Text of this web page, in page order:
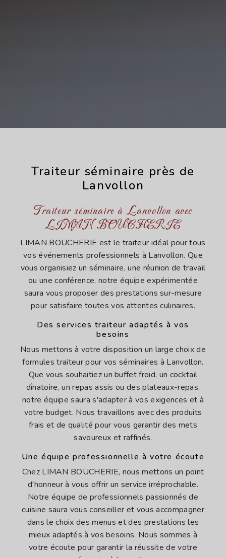
Traiteur séminaire près de
Lanvollon
Traiteur séminaire à Lanvollon avec
LIMAN BOUCHERIE
LIMAN BOUCHERIE est le traiteur idéal pour tous
vos événements professionnels à Lanvollon. Que
vous organisiez un séminaire, une réunion de travail
ou une conférence, notre équipe expérimentée
saura vous proposer des prestations sur-mesure
pour satisfaire toutes vos attentes culinaires.
Des services traiteur adaptés à vos
besoins
Nous mettons à votre disposition un large choix de
formules traiteur pour vos séminaires à Lanvollon.
Que vous souhaitiez un buffet froid, un cocktail
dînatoire, un repas assis ou des plateaux-repas,
notre équipe saura s'adapter à vos exigences et à
votre budget. Nous travaillons avec des produits
frais et de qualité pour vous garantir des mets
savoureux et raffinés.
Une équipe professionnelle à votre écoute
Chez LIMAN BOUCHERIE, nous mettons un point
d'honneur à vous offrir un service irréprochable.
Notre équipe de professionnels passionnés de
cuisine saura vous conseiller et vous accompagner
dans le choix des menus et des prestations les
mieux adaptés à vos besoins. Nous sommes à
votre écoute pour garantir la réussite de votre